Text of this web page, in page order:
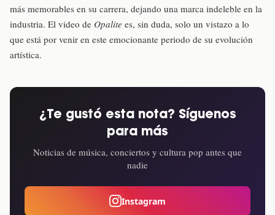
más memorables en su carrera, dejando una marca indeleble en la
industria. El video de Opalite es, sin duda, solo un vistazo a lo
que está por venir en este emocionante periodo de su evolución
artística.
¿Te gustó esta nota? Síguenos
para más
Noticias de música, conciertos y cultura pop antes que
nadie
Instagram